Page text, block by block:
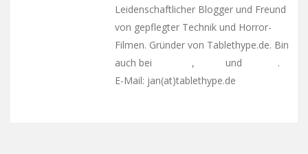
Leidenschaftlicher Blogger und Freund
von gepflegter Technik und Horror-
Filmen. Gründer von Tablethype.de. Bin
auch bei
, und
.
E-Mail: jan(at)tablethype.de